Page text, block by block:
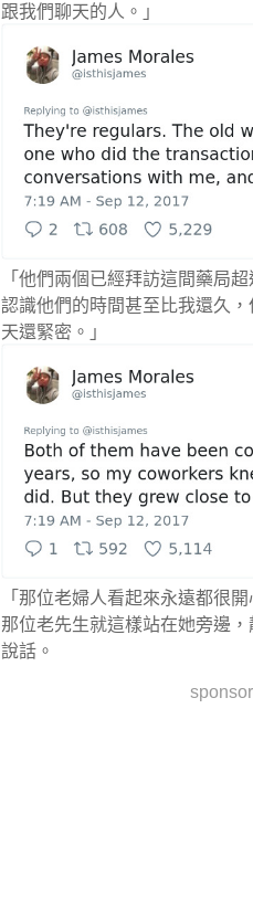
跟我們聊天的人。」
「他們兩個已經拜訪這間藥局
認識他們的時間甚至比我還久
天還緊密。」
「那位老婦人看起來永遠都很
那位老先生就這樣站在她旁邊
說話。